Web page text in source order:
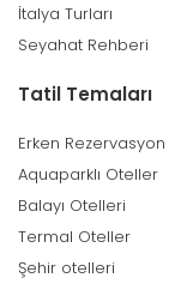
İtalya Turları
Seyahat Rehberi
Tatil Temaları
Erken Rezervasyon
Aquaparklı Oteller
Balayı Otelleri
Termal Oteller
Şehir otelleri